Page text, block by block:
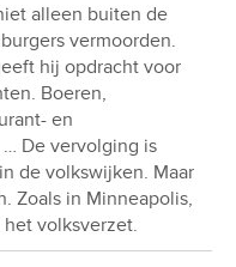
alleen buiten de
vermoorden.
hij opdracht voor
Boeren,
en
De vervolging is
de volkswijken. Maar
Zoals in Minneapolis,
volksverzet.